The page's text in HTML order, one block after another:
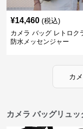
¥14,460 (税込)
カメラ バッグ レトロク
防水メッセンジャー
カ
カメラ バッグリュ